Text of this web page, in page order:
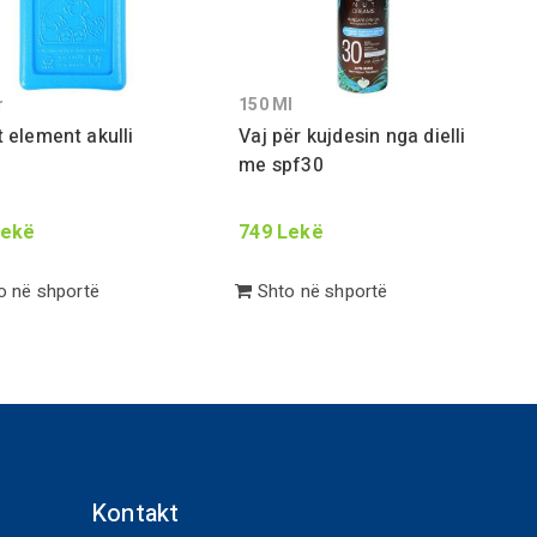
element akulli
në shportë
Vaj për kujdesin nga dielli
me spf30
150Ml
749Lekë
Shto në shportë
Kontakt